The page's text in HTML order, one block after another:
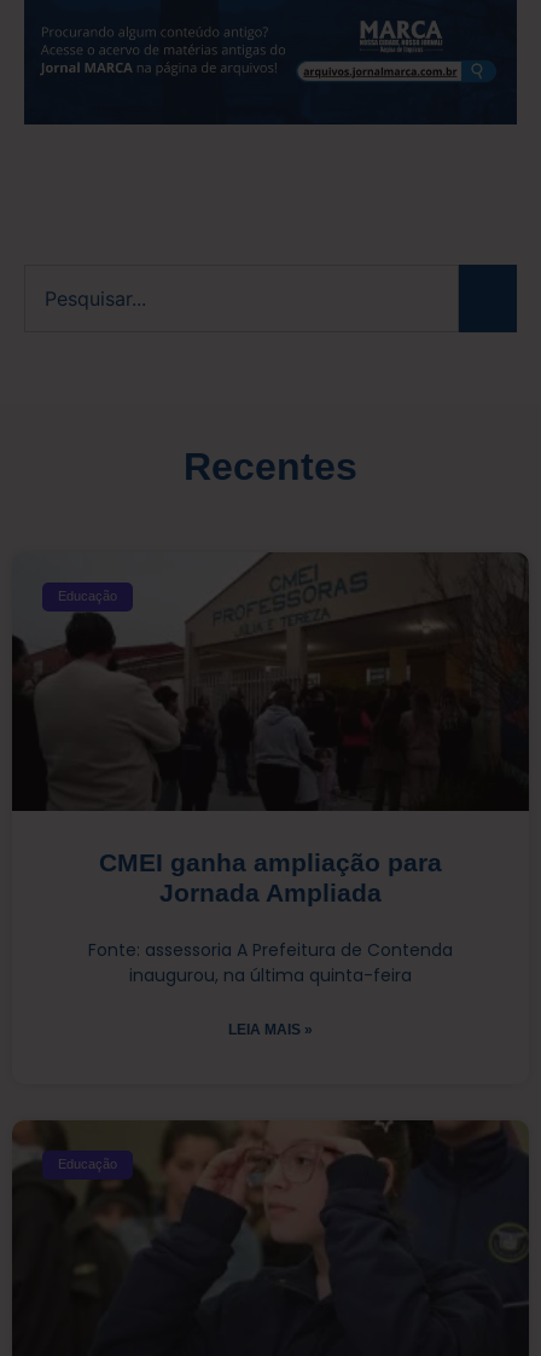
Recentes
Educação
CMEI ganha ampliação para
Jornada Ampliada
Fonte: assessoria A Prefeitura de Contenda
inaugurou, na última quinta-feira
LEIA MAIS »
Educação